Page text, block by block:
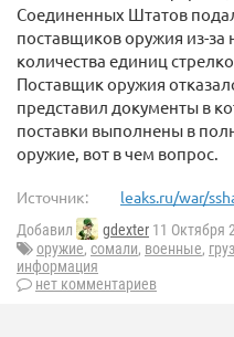
Соединенных Штатов
поставщиков оружия из-за
количества единиц
Поставщик оружия
представил документы в
поставки выполнены в
оружие, вот в чем вопрос.
Источник: leaks.ru/war/
Добавил gdexter 11 Октября
оружие, сомали, военные, груз
информация
нет комментариев